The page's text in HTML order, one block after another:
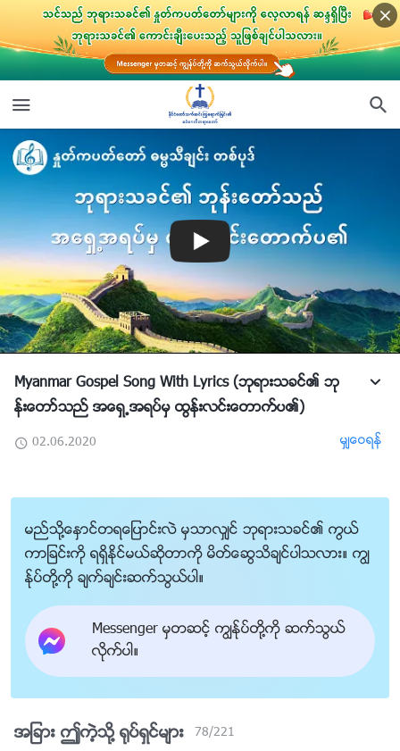
Myanmar Gospel Song With Lyrics (ဘုရားသခင္၏ ဘု
န္းေတာ္သည္ အေရွ႕အရပ္မွ ထြန္းလင္းေတာက္ပ၏)
02.06.2020 မွ်ေဝရန္
မည္သို႔ေႏွာင္တရေျပာင္းလဲ မွသာလွ်င္ ဘုရားသခင္၏ ကြယ္
ကာျခင္းကို ရရွိႏိုင္မယ္ဆိုတာကို မိတ္ေဆြသိခ်င္ပါသလား။ ကြၽ
န္ုပ္တို႔ကို ခ်က္ခ်င္းဆက္သြယ္ပါ။
Messenger မွတဆင့္ ကြၽန္ုပ္တို႔ကို ဆက္သြယ္
လိုက္ပါ။
အျခား ဤကဲ့သို႔ ႐ုပ္ရွင္မ်ား 78/221